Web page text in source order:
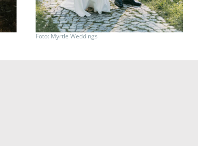
Foto: Myrtle Weddings